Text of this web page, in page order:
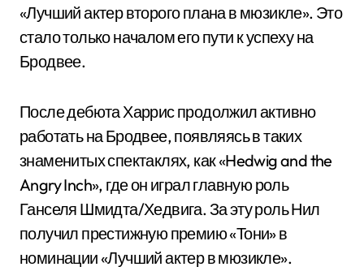
«Лучший актер второго плана в мюзикле». Это
стало только началом его пути к успеху на
Бродвее.
После дебюта Харрис продолжил активно
работать на Бродвее, появляясь в таких
знаменитых спектаклях, как «Hedwig and the
Angry Inch», где он играл главную роль
Ганселя Шмидта/Хедвига. За эту роль Нил
получил престижную премию «Тони» в
номинации «Лучший актер в мюзикле».